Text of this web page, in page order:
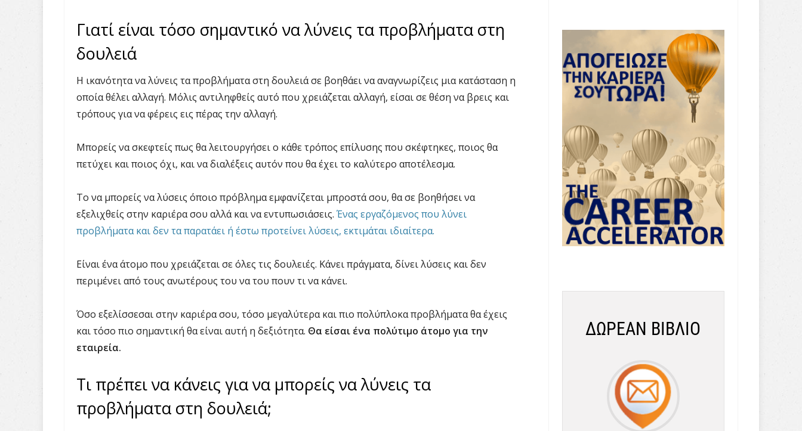
Γιατί είναι τόσο σημαντικό να λύνεις τα προβλήματα στη
δουλειά
Η ικανότητα να λύνεις τα προβλήματα στη δουλειά σε βοηθάει να αναγνωρίζεις μια κατάσταση η
οποία θέλει αλλαγή. Μόλις αντιληφθείς αυτό που χρειάζεται αλλαγή, είσαι σε θέση να βρεις και
τρόπους για να φέρεις εις πέρας την αλλαγή.
Μπορείς να σκεφτείς πως θα λειτουργήσει ο κάθε τρόπος επίλυσης που σκέφτηκες, ποιος θα
πετύχει και ποιος όχι, και να διαλέξεις αυτόν που θα έχει το καλύτερο αποτέλεσμα.
Το να μπορείς να λύσεις όποιο πρόβλημα εμφανίζεται μπροστά σου, θα σε βοηθήσει να
εξελιχθείς στην καριέρα σου αλλά και να εντυπωσιάσεις. Ένας εργαζόμενος που λύνει
προβλήματα και δεν τα παρατάει ή έστω προτείνει λύσεις, εκτιμάται ιδιαίτερα.
Είναι ένα άτομο που χρειάζεται σε όλες τις δουλειές. Κάνει πράγματα, δίνει λύσεις και δεν
περιμένει από τους ανωτέρους του να του πουν τι να κάνει.
Όσο εξελίσσεσαι στην καριέρα σου, τόσο μεγαλύτερα και πιο πολύπλοκα προβλήματα θα έχεις
και τόσο πιο σημαντική θα είναι αυτή η δεξιότητα. Θα είσαι ένα πολύτιμο άτομο για την
εταιρεία.
Τι πρέπει να κάνεις για να μπορείς να λύνεις τα
προβλήματα στη δουλειά;
ΔΩΡΕΑΝ ΒΙΒΛΙΟ